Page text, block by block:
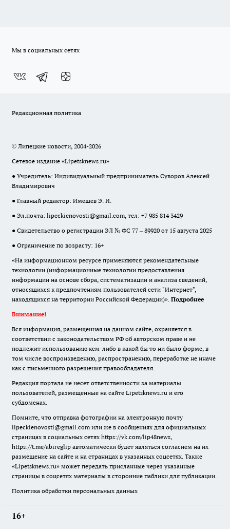
Мы в социальных сетях
Редакционная политика
© Липецкие новости, 2004-2026
Сетевое издание «Lipetsknews.ru»
● Учредитель: Индивидуальный предприниматель Суворов Алексей
Владимирович
● Главный редактор: Имешев Э. И.
● Эл.почта: lipeckienovosti@gmail.com, тел: +7 985 814 3429
● Свидетельство о регистрации ЭЛ № ФС 77 – 89920 от 15 августа 2025
● Ограничение по возрасту: 16+
«На информационном ресурсе применяются рекомендательные
технологии (информационные технологии предоставления
информации на основе сбора, систематизации и анализа сведений,
относящихся к предпочтениям пользователей сети "Интернет",
находящихся на территории Российской Федерации)». Подробнее
Внимание!
Вся информация, размещенная на данном сайте, охраняется в
соответствии с законодательством РФ об авторском праве и не
подлежит использованию кем-либо в какой бы то ни было форме, в
том числе воспроизведению, распространению, переработке не иначе
как с письменного разрешения правообладателя.
Редакция портала не несет ответственности за материалы
пользователей, размещенные на сайте Lipetsknews.ru и его
субдоменах.
Помните, что отправка фотографии на электронную почту
lipeckienovosti@gmail.com или же в сообщениях для официальных
страницах в социальных сетях https://vk.com/lip48news,
https://t.me/abireglip автоматически будет являться согласием на их
размещение на сайте и на страницах в указанных соцсетях. Также
«Lipetsknews.ru» может передать присланные через указанные
страницы в соцсетях материалы в сторонние паблики для публикации.
Политика обработки персональных данных
16+